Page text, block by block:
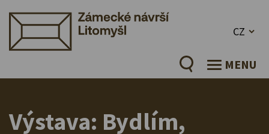
CZ
MENU
Výstava: Bydlím,